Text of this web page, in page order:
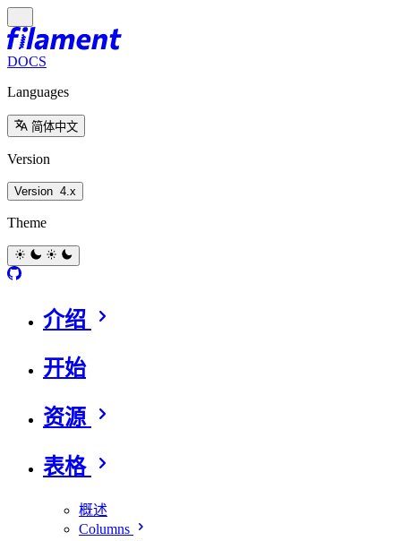
DOCS
Languages
简体中文
Version
Version 4.x
Theme
介绍
开始
资源
表格
概述
Columns